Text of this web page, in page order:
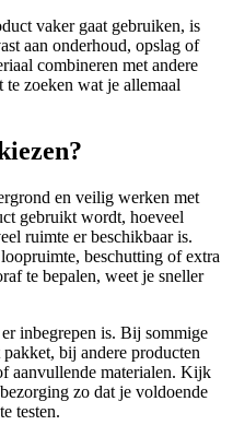
vaker gaat gebruiken, is
aan onderhoud, opslag of
combineren met andere
zoeken wat je allemaal
en veilig werken met
gebruikt wordt, hoeveel
ruimte er beschikbaar is.
beschutting of extra
te bepalen, weet je sneller
inbegrepen is. Bij sommige
bij andere producten
aanvullende materialen. Kijk
zo dat je voldoende
testen.